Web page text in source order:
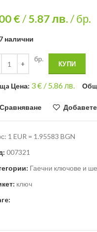
€/5.87лв./ бр.
7 налични
бр.
КУПИ
Цена: 3€ / 5.86 лв.
Сравняване
1 EUR = 1.95583 BGN
007321
Гаечни ключове и
ключ